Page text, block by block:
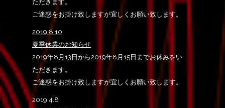
ただきます。
ご迷惑をお掛け致しますが宜しくお願い致します。
2019.8.10
夏季休業のお知らせ
2019年8月13日から2019年8月15日までお休みをい
ただきます。
ご迷惑をお掛け致しますが宜しくお願い致します。
2019.4.8